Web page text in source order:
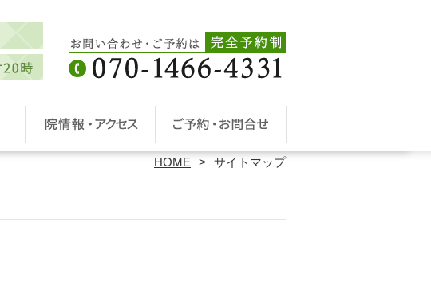
HOME サイトマップ